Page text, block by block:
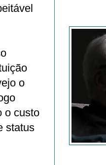
o
o custo
status